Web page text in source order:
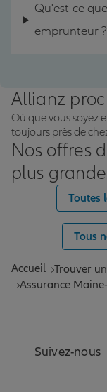
Qu'est-ce
emprunteur ?
Allianz
Où que vous soyez
toujours près de
Nos offres
plus
Toutes
Tous
Accueil Trouver
Assurance
Suivez-nous